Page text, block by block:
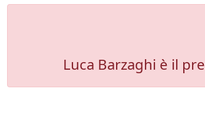
Luca Barzaghi è il